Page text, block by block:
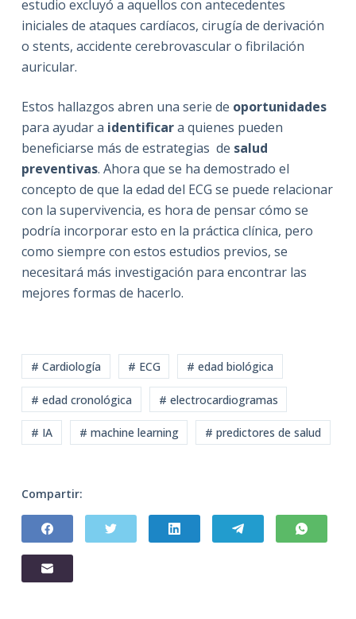
estudio excluyó a aquellos con antecedentes
iniciales de ataques cardíacos, cirugía de derivación
o stents, accidente cerebrovascular o fibrilación
auricular.
Estos hallazgos abren una serie de oportunidades
para ayudar a identificara quienes pueden
beneficiarse más de estrategias de salud
preventivas. Ahora que se ha demostrado el
concepto de que la edad del ECG se puede relacionar
con la supervivencia, es hora de pensar cómo se
podría incorporar esto en la práctica clínica, pero
como siempre con estos estudios previos, se
necesitará más investigación para encontrar las
mejores formas de hacerlo.
# Cardiología # ECG # edad biológica
# edad cronológica # electrocardiogramas
# IA # machine learning # predictores de salud
Compartir: